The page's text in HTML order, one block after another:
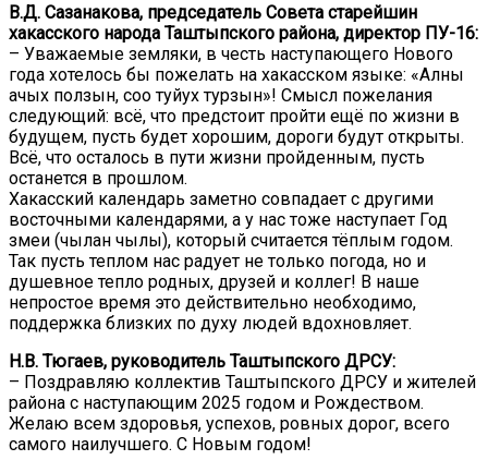
В.Д. Сазанакова, председатель Совета старейшин
хакасского народа Таштыпского района, директор ПУ-16:
– Уважаемые земляки, в честь наступающего Нового
года хотелось бы пожелать на хакасском языке: «Алның
ачых ползын, сооң туйух турзын»! Смысл пожелания
следующий: всё, что предстоит пройти ещё по жизни в
будущем, пусть будет хорошим, дороги будут открыты.
Всё, что осталось в пути жизни пройденным, пусть
останется в прошлом.
Хакасский календарь заметно совпадает с другими
восточными календарями, а у нас тоже наступает Год
змеи (чылан чылы), который считается тёплым годом.
Так пусть теплом нас радует не только погода, но и
душевное тепло родных, друзей и коллег! В наше
непростое время это действительно необходимо,
поддержка близких по духу людей вдохновляет.
Н.В. Тюгаев, руководитель Таштыпского ДРСУ:
– Поздравляю коллектив Таштыпского ДРСУ и жителей
района с наступающим 2025 годом и Рождеством.
Желаю всем здоровья, успехов, ровных дорог, всего
самого наилучшего. С Новым годом!